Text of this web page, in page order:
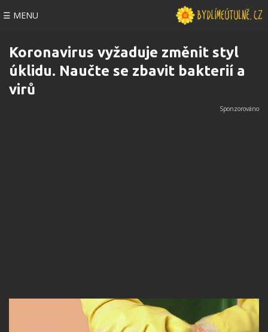
☰ MENU
Koronavirus vyžaduje změnit styl
úklidu. Naučte se zbavit bakterií a
virů